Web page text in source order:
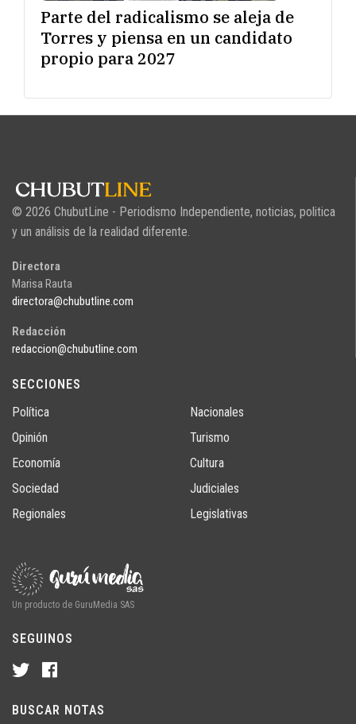
Parte del radicalismo se aleja de
Torres y piensa en un candidato
propio para 2027
© 2026 ChubutLine - Periodismo Independiente, noticias, politica
y un análisis de la realidad diferente.
Directora
Marisa Rauta
directora@chubutline.com
Redacción
redaccion@chubutline.com
SECCIONES
Política
Opinión
Economía
Sociedad
Regionales
Nacionales
Turismo
Cultura
Judiciales
Legislativas
Un producto de GuruMedia SAS
SEGUINOS
BUSCAR NOTAS